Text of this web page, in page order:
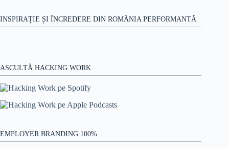
INSPIRAȚIE ȘI ÎNCREDERE DIN ROMÂNIA PERFORMANTĂ
ASCULTĂ HACKING WORK
EMPLOYER BRANDING 100%